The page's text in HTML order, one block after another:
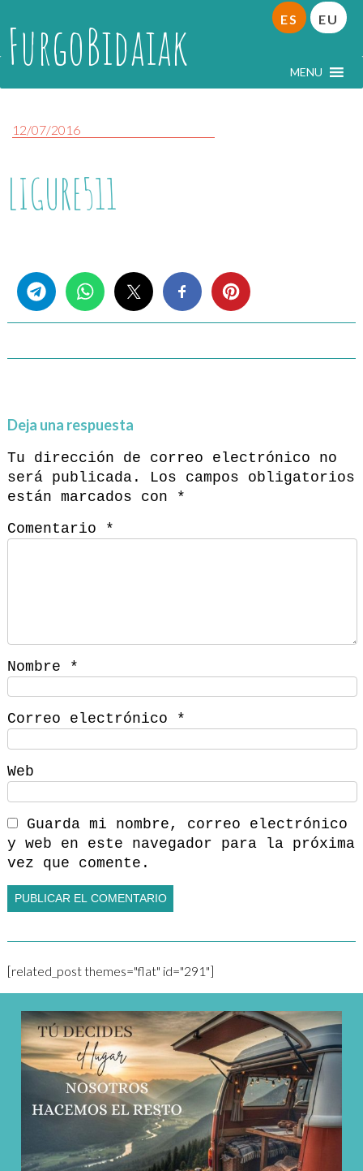
FurgoBidaiak MENU
ES EU
12/07/2016
LIGURE511
Deja una respuesta
Tu dirección de correo electrónico no
será publicada.
Los campos obligatorios
están marcados con
*
Comentario
*
Nombre *
Correo electrónico *
Web
Guarda mi nombre, correo electrónico
y web en este navegador para la próxima
vez que comente.
[related_post themes="flat" id="291"]